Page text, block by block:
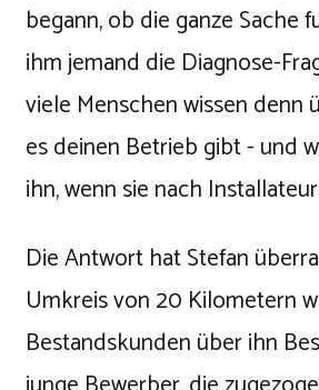
begann, ob die ganze Sache
ihm jemand die Diagnose-
viele Menschen wissen denn
es deinen Betrieb gibt - und
ihn, wenn sie nach
Die Antwort hat Stefan
Umkreis von 20 Kilometern
Bestandskunden über ihn